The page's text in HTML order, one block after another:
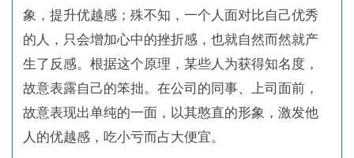
象，提升优越感；殊不知，一个人面对比自己优秀
的人，只会增加心中的挫折感，也就自然而然就产
生了反感。根据这个原理，某些人为获得知名度，
故意表露自己的笨拙。在公司的同事、上司面前，
故意表现出单纯的一面，以其憨直的形象，激发他
人的优越感，吃小亏而占大便宜。